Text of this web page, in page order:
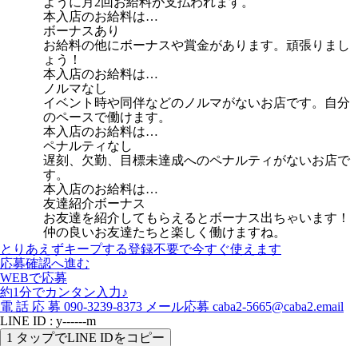
本入店のお給料は…
ボーナスあり
お給料の他にボーナスや賞金があります。頑張りまし
ょう！
本入店のお給料は…
ノルマなし
イベント時や同伴などのノルマがないお店です。自分
のペースで働けます。
本入店のお給料は…
ペナルティなし
遅刻、欠勤、目標未達成へのペナルティがないお店で
す。
本入店のお給料は…
友達紹介ボーナス
お友達を紹介してもらえるとボーナス出ちゃいます！
仲の良いお友達たちと楽しく働けますね。
とりあえずキープする登録不要で今すぐ使えます
応募確認へ進む
WEBで応募
約1分でカンタン入力♪
電 話 応 募 090-3239-8373 メール応募 caba2-5665@caba2.email
LINE ID : y------m
1 タップでLINE IDをコピー